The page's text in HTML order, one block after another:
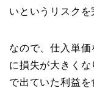
いというリスクを
なので、仕入単
に損失が大きく
で出ていた利益を